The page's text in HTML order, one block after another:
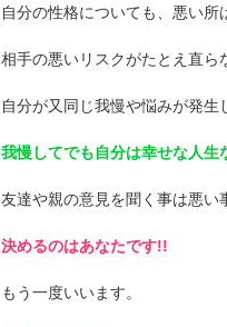
自分の性格についても、悪い所
相手の悪いリスクがたとえ直ら
自分が又同じ我慢や悩みが発生
我慢してでも自分は幸せな人生
友達や親の意見を聞く事は悪い
決めるのはあなたです!!
もう一度いいます。